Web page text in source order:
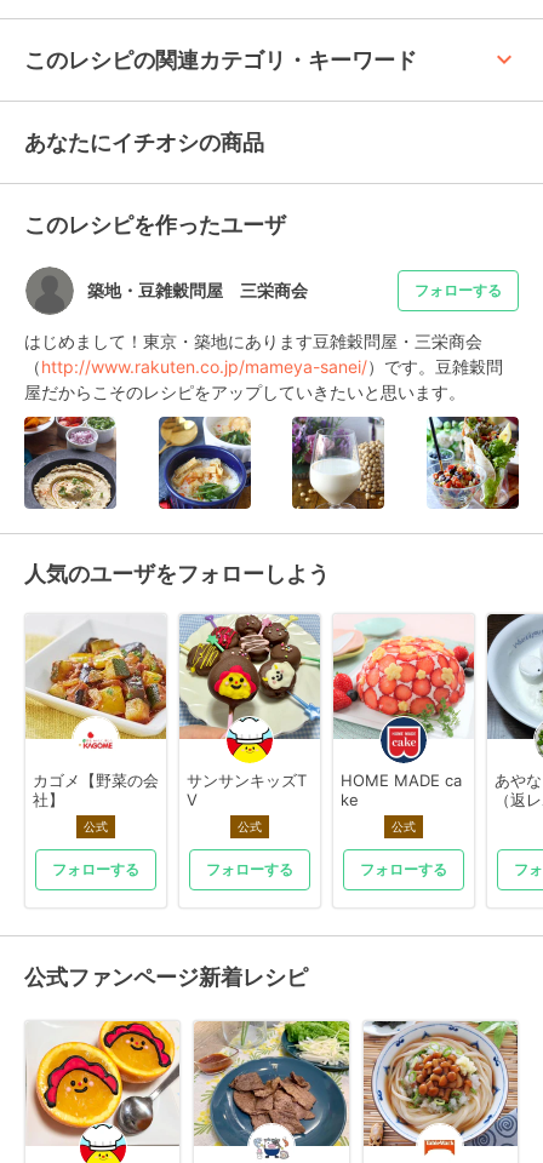
このレシピの関連カテゴリ・キーワード keyboard_arrow_up
あなたにイチオシの商品
このレシピを作ったユーザ
築地・豆雑穀問屋 三栄商会 フォローする
はじめまして！東京・築地にあります豆雑穀問屋・三栄商会
（http://www.rakuten.co.jp/mameya-sanei/）です。豆雑穀問
屋だからこそのレシピをアップしていきたいと思います。
人気のユーザをフォローしよう
カゴメ【野菜の会
社】
公式
フォローする
サンサンキッズT
V
公式
フォローする
HOME MADE ca
ke
公式
フォローする
あや
（返
フ
公式ファンページ新着レシピ